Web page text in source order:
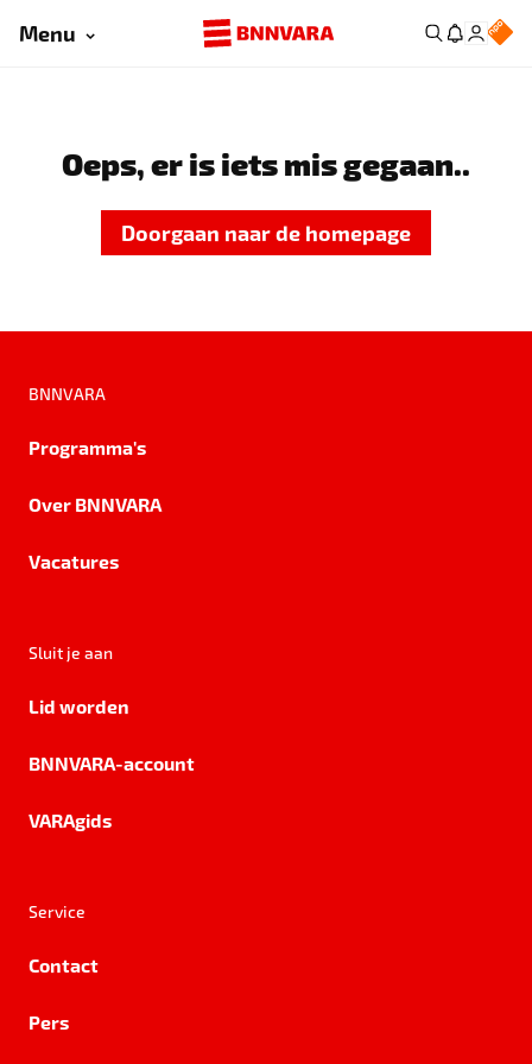
Menu
Oeps, er is iets mis gegaan..
Doorgaan naar de homepage
BNNVARA
Programma's
Over BNNVARA
Vacatures
Sluit je aan
Lid worden
BNNVARA-account
VARAgids
Service
Contact
Pers